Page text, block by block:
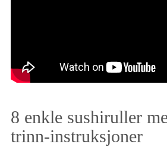
8 enkle sushiruller
trinn-instruksjoner